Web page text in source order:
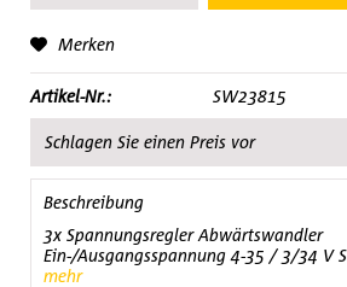
Merken
Artikel-Nr.: SW23815
Schlagen Sie einen Preis vor
Beschreibung
3x Spannungsregler Abwärtswandler
Ein-/Ausgangsspannung 4-35 / 3/34 V
mehr